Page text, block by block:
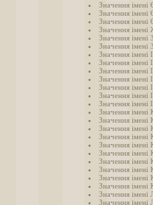
Значення імені
Значення імені
Значення імені
Значення імені
Значення імені
Значення імені
Значення імені
Значення імені
Значення імені
Значення імені
Значення імені
Значення імені
Значення імені
Значення імені
Значення імені
Значення імені
Значення імені
Значення імені
Значення імені
Значення імені
Значення імені
Значення імені
Значення імені
Значення імені
Значення імені